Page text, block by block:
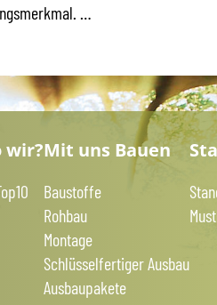
…
wir?Mit uns Bauen
Baustoffe
Rohbau
Montage
Schlüsselfertiger Ausbau
Ausbaupakete